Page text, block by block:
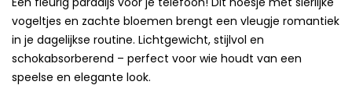
vogeltjes en zachte bloemen brengt een vleugje romantiek
in je dagelijkse routine. Lichtgewicht, stijlvol en
schokabsorberend – perfect voor wie houdt van een
speelse en elegante look.